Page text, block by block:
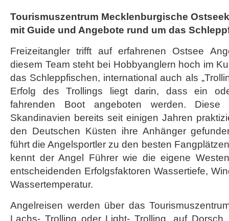
Tourismuszentrum Mecklenburgische
mit Guide und Angebote rund um das
Freizeitangler trifft auf erfahrenen Ostsee
diesem Team steht bei Hobbyanglern hoch im
das Schleppfischen, international auch als
Erfolg des Trollings liegt darin, dass ein
fahrenden Boot angeboten werden. Diese
Skandinavien bereits seit einigen Jahren
den Deutschen Küsten ihre Anhänger
führt die Angelsportler zu den besten
kennt der Angel Führer wie die eigene
entscheidenden Erfolgsfaktoren Wassertiefe,
Wassertemperatur.
Angelreisen werden über das
Lachs- Trolling oder Light- Trolling, auf